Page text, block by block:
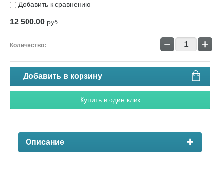
Добавить к сравнению
12 500.00 руб.
Количество: − +
Добавить в корзину
Купить в один клик
Описание